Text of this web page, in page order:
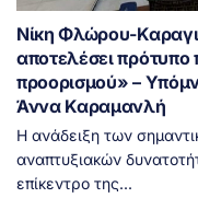
Νίκη Φλώρου-
αποτελέσει πρότυπο
προορισμού» –
Άννα Καραμανλή
Η ανάδειξη των
αναπτυξιακών
επίκεντρο της...